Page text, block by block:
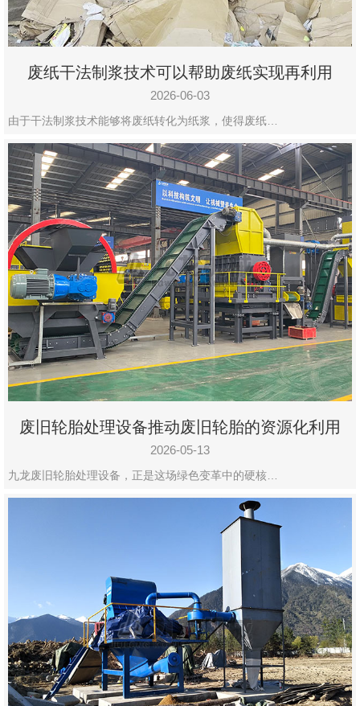
废纸干法制浆技术可以帮助废纸实现再利用
2026-06-03
由于干法制浆技术能够将废纸转化为纸浆，使得废纸…
废旧轮胎处理设备推动废旧轮胎的资源化利用
2026-05-13
九龙废旧轮胎处理设备，正是这场绿色变革中的硬核…